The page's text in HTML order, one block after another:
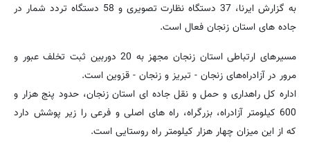
به گزارش ایرنا، 37 دستگاه نظارت تصویری و 58 دستگاه تردد شمار در
جاده های استان زنجان فعال است.
مسیرهای ارتباطی استان زنجان مجهز به 20 دوربین ثبت تخلف عبور و
مرور در آزادراه‌های زنجان - تبریز و زنجان - قزوین است.
اداره کل راهداری و حمل و نقل جاده ای استان زنجان، حدود پنج هزار و
600 کیلومتر آزادراه، بزرگراه، راه های اصلی و فرعی را زیر پوشش دارد
که از این میزان چهار هزار کیلومتر راه روستایی است.